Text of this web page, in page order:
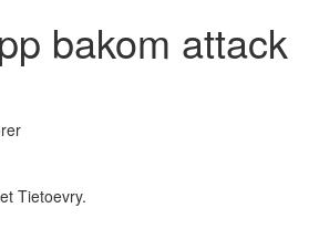
bakom attack
Tietoevry.